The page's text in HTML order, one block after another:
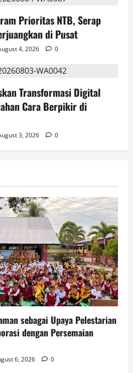
Prioritas NTB, Serap
di Pusat
4, 2026
0
Transformasi Digital
Cara Berpikir di
3, 2026 0
sebagai Upaya Pelestarian
dengan Persemaian
6, 2026 0